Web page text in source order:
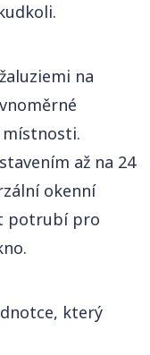
na
místnosti.
až na 24
okenní
potrubí pro
který